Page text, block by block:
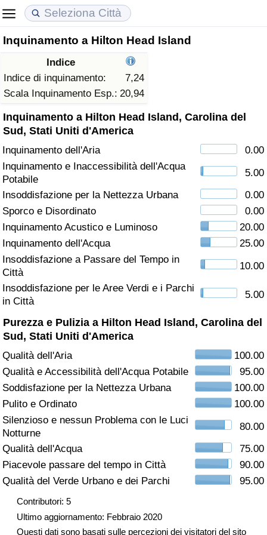
Inquinamento a Hilton Head Island
Indice
Indice di inquinamento:
7,24
Scala Inquinamento Esp.: 20,94
Inquinamento a Hilton Head Island, Carolina del
Sud, Stati Uniti d'America
Inquinamento dell'Aria
0.00
Inquinamento e Inaccessibilità dell'Acqua
Potabile
5.00
Insoddisfazione per la Nettezza Urbana
0.00
Sporco e Disordinato
0.00
Inquinamento Acustico e Luminoso
20.00
Inquinamento dell'Acqua
25.00
Insoddisfazione a Passare del Tempo in
Città
10.00
Insoddisfazione per le Aree Verdi e i Parchi
in Città
5.00
Purezza e Pulizia a Hilton Head Island, Carolina del
Sud, Stati Uniti d'America
Qualità dell'Aria
100.00
Qualità e Accessibilità dell'Acqua Potabile
95.00
Soddisfazione per la Nettezza Urbana
100.00
Pulito e Ordinato
100.00
Silenzioso e nessun Problema con le Luci
Notturne
80.00
Qualità dell'Acqua
75.00
Piacevole passare del tempo in Città
90.00
Qualità del Verde Urbano e dei Parchi
95.00
Contributori: 5
Ultimo aggiornamento: Febbraio 2020
Questi dati sono basati sulle percezioni dei visitatori del sito
Costo della vita
Indice Del Costo Della Vita (corrente)
Indice Del Costo Della Vita
Indice del Costo della Vita per Nazione
ad Aqaba
Prezzi degli immobili
Indice del Prezzo delle Case (Corrente)
Indice del Prezzo delle Case
Indice del Prezzo delle Case per Nazione
Qualità della Vita
Indice della Qualità della Vita
Indice della Qualità della Vita (Corrente)
Indice della qualità della vita per Paese
Criminalità
Indice del Tasso di Criminalità (Corrente)
Indice della Criminalità
Indice di criminalità per paese
Assistenza Sanitaria
Indice dell’Assistenza Sanitaria (Corrente)
Indice dell’Assistenza Sanitaria
Indice dell’Assistenza Sanitaria per
Nazione
Inquinamento
Indice dell’Inquinamento (Corrente)
Indice di inquinamento
Indice dell’Inquinamento per Nazione